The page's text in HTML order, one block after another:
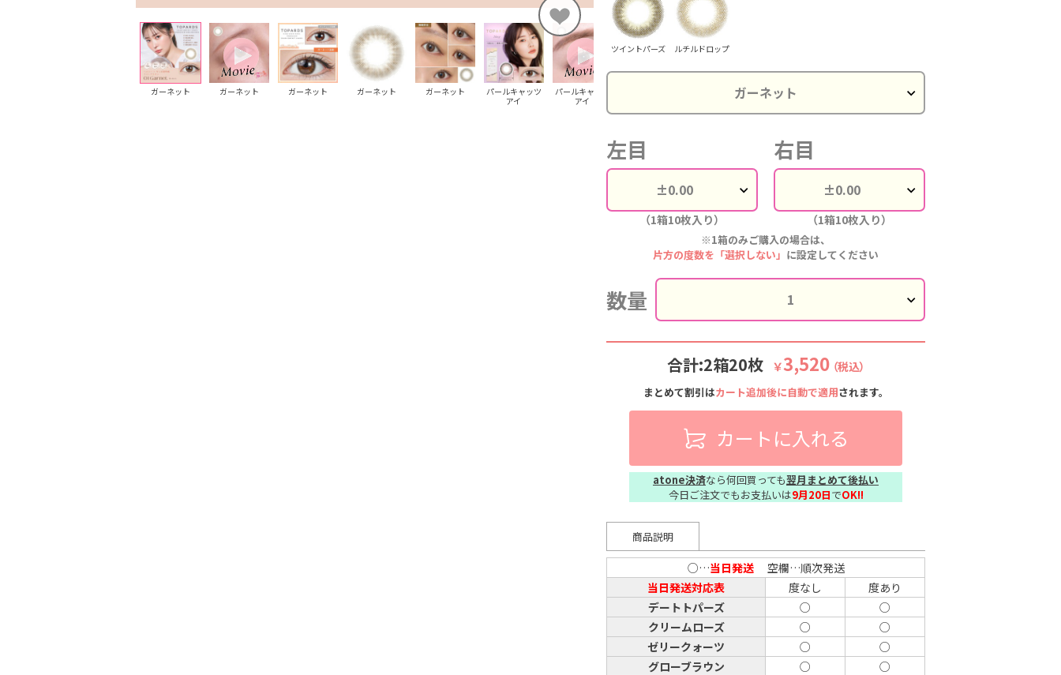
ガーネット ガーネット ガーネット ガーネット ガーネット
パールキャッツ
アイ
パールキャッツ
アイ
パールキャッツ
パールキャッツ
アイ
クリスタルブル
ツイントパーズ ルチルドロップ
左目
（1箱10枚入り）
右目
（1箱10枚入り）
※1箱のみご購入の場合は、
片方の度数を「選択しない」 に設定してください
数量
合計:2箱20枚 ￥3,520 （税込）
まとめて割引はカート追加後に自動で適用されます。
カートに入れる
atone決済なら何回買っても翌月まとめて後払い
今日ご注文でもお支払いは9月20日でOK!!
商品説明
○…当日発送
空欄…順次発送
当日発送対応表
度なし
度あり
デートトパーズ
○
○
クリームローズ
○
○
ゼリークォーツ
○
○
グローブラウン
○
○